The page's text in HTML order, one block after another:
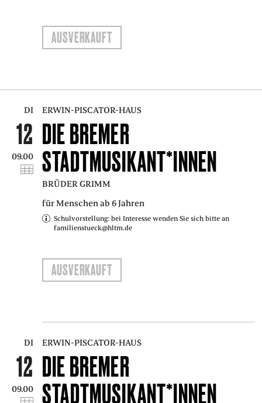
AUSVERKAUFT
DI
12
09.00
ERWIN-PISCATOR-HAUS
DIE BREMER
STADTMUSIKANT*INNEN
BRÜDER GRIMM
für Menschen ab 6 Jahren
Schulvorstellung: bei Interesse wenden Sie sich bitte an
familienstueck@hltm.de
AUSVERKAUFT
DI
12
09.00
ERWIN-PISCATOR-HAUS
DIE BREMER
STADTMUSIKANT*INNEN